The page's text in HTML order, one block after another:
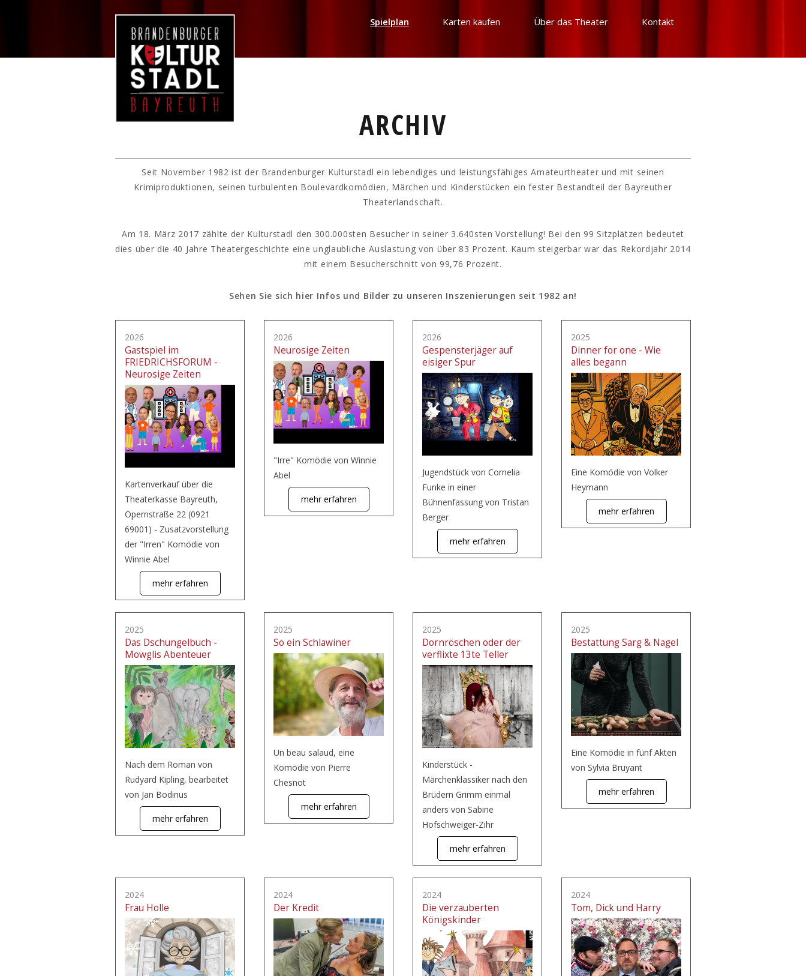
Spielplan Karten kaufen Über das Theater Kontakt
ARCHIV
Seit November 1982 ist der Brandenburger Kulturstadl ein lebendiges und leistungsfähiges Amateurtheater und mit seinen
Krimiproduktionen, seinen turbulenten Boulevardkomödien, Märchen und Kinderstücken ein fester Bestandteil der Bayreuther
Theaterlandschaft.
Am 18. März 2017 zählte der Kulturstadl den 300.000sten Besucher in seiner 3.640sten Vorstellung! Bei den 99 Sitzplätzen bedeutet
dies über die 40 Jahre Theatergeschichte eine unglaubliche Auslastung von über 83 Prozent. Kaum steigerbar war das Rekordjahr 2014
mit einem Besucherschnitt von 99,76 Prozent.
Sehen Sie sich hier Infos und Bilder zu unseren Inszenierungen seit 1982 an!
2026
Gastspiel im
FRIEDRICHSFORUM -
Neurosige Zeiten
Kartenverkauf über die
Theaterkasse Bayreuth,
Opernstraße 22 (0921
69001) - Zusatzvorstellung
der "Irren" Komödie von
Winnie Abel
mehr erfahren
2026
Neurosige Zeiten
"Irre" Komödie von Winnie
Abel
mehr erfahren
2026
Gespensterjäger auf
eisiger Spur
Jugendstück von Cornelia
Funke in einer
Bühnenfassung von Tristan
Berger
mehr erfahren
2025
Dinner for one - Wie
alles begann
Eine Komödie von Volker
Heymann
mehr erfahren
2025
Das Dschungelbuch -
Mowglis Abenteuer
Nach dem Roman von
Rudyard Kipling, bearbeitet
von Jan Bodinus
mehr erfahren
2025
So ein Schlawiner
Un beau salaud, eine
Komödie von Pierre
Chesnot
mehr erfahren
2025
Dornröschen oder der
verflixte 13te Teller
Kinderstück -
Märchenklassiker nach den
Brüdern Grimm einmal
anders von Sabine
Hofschweiger-Zihr
mehr erfahren
2025
Bestattung Sarg & Nagel
Eine Komödie in fünf Akten
von Sylvia Bruyant
mehr erfahren
2024
Frau Holle
2024
Der Kredit
2024
Die verzauberten
Königskinder
2024
Tom, Dick und Harry